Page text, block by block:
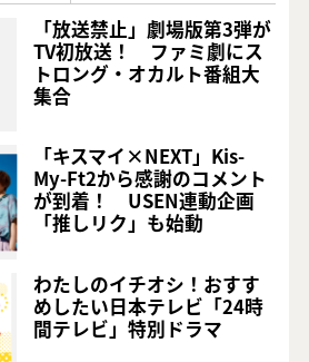
「放送禁止」劇場版第3弾が
TV初放送！ ファミ劇にス
トロング・オカルト番組大
集合
「キスマイ×NEXT」Kis-
My-Ft2から感謝のコメント
が到着！ USEN連動企画
「推しリク」も始動
わたしのイチオシ！おすす
めしたい日本テレビ「24時
間テレビ」特別ドラマ